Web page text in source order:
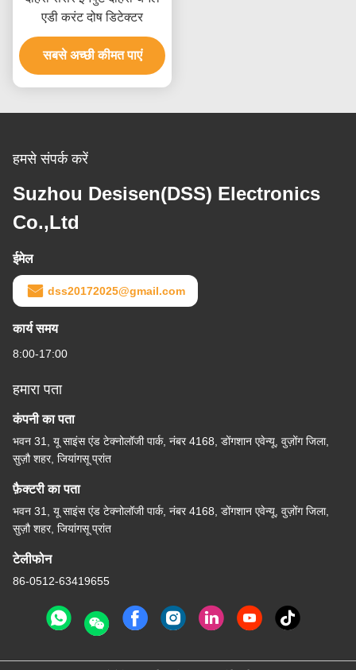
एडी करंट दोष डिटेक्टर
सबसे अच्छी कीमत पाएं
हमसे संपर्क करें
Suzhou Desisen(DSS) Electronics
Co.,Ltd
ईमेल
dss20172025@gmail.com
कार्य समय
8:00-17:00
हमारा पता
कंपनी का पता
भवन 31, यू साइंस एंड टेक्नोलॉजी पार्क, नंबर 4168, डोंगशान एवेन्यू, वुज़ोंग जिला,
सुज़ौ शहर, जियांगसू प्रांत
फ़ैक्टरी का पता
भवन 31, यू साइंस एंड टेक्नोलॉजी पार्क, नंबर 4168, डोंगशान एवेन्यू, वुज़ोंग जिला,
सुज़ौ शहर, जियांगसू प्रांत
टेलीफोन
86-0512-63419655